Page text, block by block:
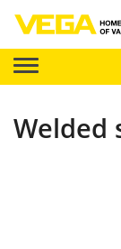
Welded